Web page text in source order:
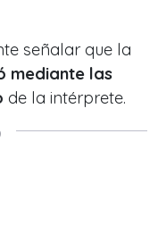
señalar que la
mediante las
de la intérprete.